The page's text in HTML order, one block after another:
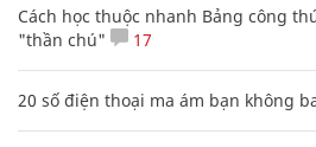
Cách học thuộc nhanh Bảng công
"thần chú"
17
20 số điện thoại ma ám bạn không